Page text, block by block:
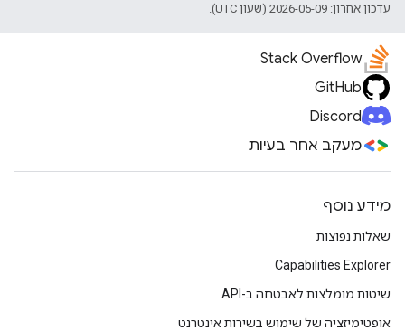
עדכון אחרון: 2026-05-09 (שעון UTC).
Stack Overflow
GitHub
Discord
מעקב אחר בעיות
מידע נוסף
שאלות נפוצות
Capabilities Explorer
שיטות מומלצות לאבטחה ב-API
אופטימיזציה של שימוש בשירות אינטרנט